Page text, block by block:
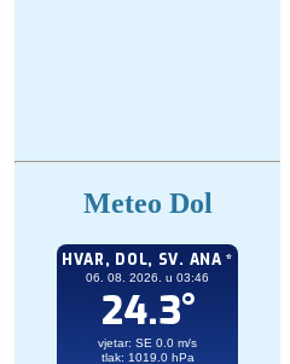
Meteo Dol